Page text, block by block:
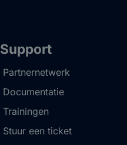
Support
Partnernetwerk
Documentatie
Trainingen
Stuur een ticket